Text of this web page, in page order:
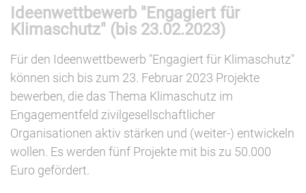
2023
-
ab
sofort
möglich
(bis
28.02.2023)
Ideenwettbewerb "Engagiert für
Klimaschutz" (bis 23.02.2023)
Für den Ideenwettbewerb "Engagiert für Klimaschutz"
können sich bis zum 23. Februar 2023 Projekte
bewerben, die das Thema Klimaschutz im
Engagementfeld zivilgesellschaftlicher
Organisationen aktiv stärken und (weiter-) entwickeln
wollen. Es werden fünf Projekte mit bis zu 50.000
Euro gefördert.